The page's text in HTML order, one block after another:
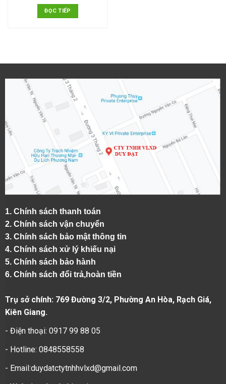
ĐỌC TIẾP
1. Chính sách thanh toán
2. Chính sách vận chuyển
3. Chính sách bảo mật thông tin
4. Chính sách xử lý khiếu nại
5. Chính sách bảo hành
6. Chính sách đổi trả,hoàn tiền
Trụ sở chính: 769 Đường 3/2, Phường An Hòa, Rạch Giá,
Kiên Giang.
- Điện thoại: 0917 99 88 05
- Hotline: 0848558558
- Email:duydatctytnhhvlxd@gmail.com